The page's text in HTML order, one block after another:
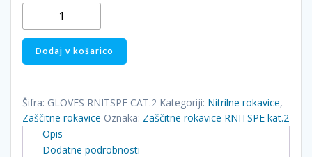
Zaščitne
rokavice
RNITSPE
kat.2
Dodaj v košarico
Šifra: GLOVES RNITSPE CAT.2 Kategoriji: Nitrilne rokavice,
Zaščitne rokavice Oznaka: Zaščitne rokavice RNITSPE kat.2
Opis
Dodatne podrobnosti